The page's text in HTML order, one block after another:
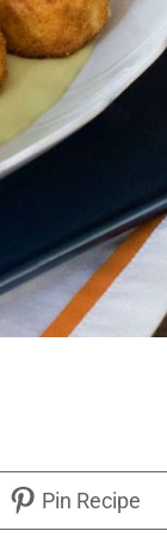
Pin Recipe